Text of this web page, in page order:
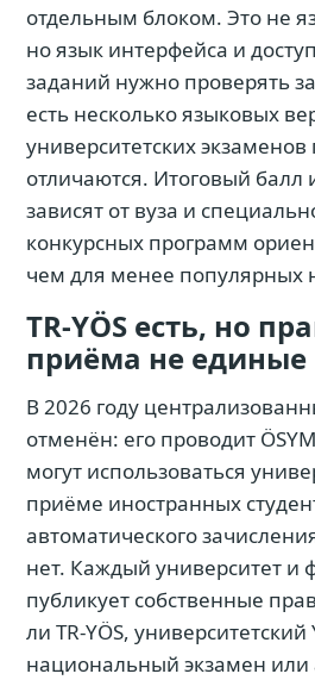
отдельным блоком. Это не
но язык интерфейса и
заданий нужно проверять
есть несколько языковых
университетских
отличаются. Итоговый балл
зависят от вуза и
конкурсных программ
чем для менее популярных
TR-YÖS есть, но
приёма не единые
В 2026 году
отменён: его проводит
могут использоваться
приёме иностранных
автоматического
нет. Каждый университет и
публикует собственные
ли TR-YÖS, университетский
национальный экзамен или